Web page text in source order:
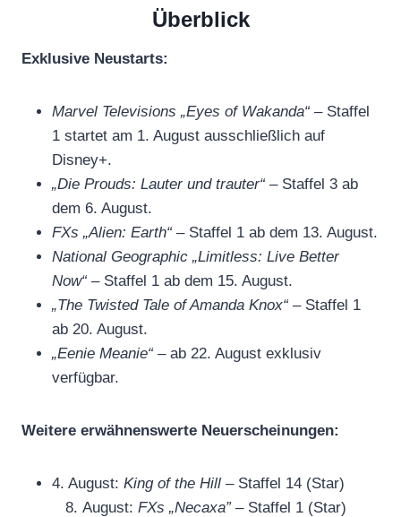
Überblick
Exklusive Neustarts:
Marvel Televisions „Eyes of Wakanda“ – Staffel
1 startet am 1. August ausschließlich auf
Disney+.
„Die Prouds: Lauter und trauter“ – Staffel 3 ab
dem 6. August.
FXs „Alien: Earth“ – Staffel 1 ab dem 13. August.
National Geographic „Limitless: Live Better
Now“ – Staffel 1 ab dem 15. August.
„The Twisted Tale of Amanda Knox“ – Staffel 1
ab 20. August.
„Eenie Meanie“ – ab 22. August exklusiv
verfügbar.
Weitere erwähnenswerte Neuerscheinungen:
4. August: King of the Hill – Staffel 14 (Star)
August: FXs „Necaxa”– Staffel 1 (Star)